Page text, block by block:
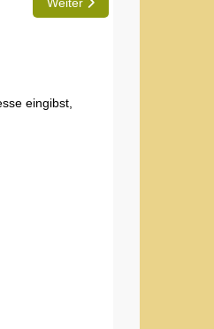
eingibst,